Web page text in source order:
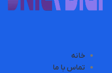
خانه
تماس با ما